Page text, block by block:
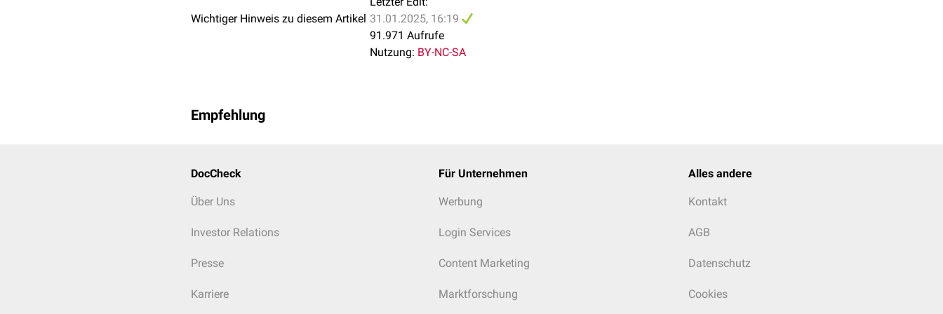
Hypertransparenz im Bereich des rechten Lungenmittel- und -unterfeldes. Im CT-Thorax zeigte sich eine ca. 11 cm
große Lungenbulla im ventralen Unterlappen sowie dorsal eine weitere 5 cm große Bulla.
Wichtiger Hinweis zu diesem Artikel 31.01.2025, 16:19
91.971 Aufrufe
Nutzung: BY-NC-SA
Empfehlung
DocCheck
Über Uns
Investor Relations
Presse
Karriere
Für Unternehmen
Werbung
Login Services
Content Marketing
Marktforschung
Alles andere
Kontakt
AGB
Datenschutz
Cookies